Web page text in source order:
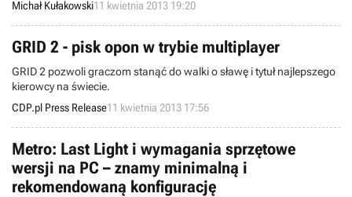
amerykański koncern szykuje cztery tego typu produkcje. Między
innymi chodzi tu o nową odsłonę serii Forza oraz grę Ryse,
przygotowywaną przez studio Crytek.
Michał Kułakowski11 kwietnia 2013 19:20
GRID 2 - pisk opon w trybie multiplayer
GRID 2 pozwoli graczom stanąć do walki o sławę i tytuł najlepszego
kierowcy na świecie.
CDP.pl Press Release11 kwietnia 2013 17:56
Metro: Last Light i wymagania sprzętowe
wersji na PC – znamy minimalną i
rekomendowaną konfigurację